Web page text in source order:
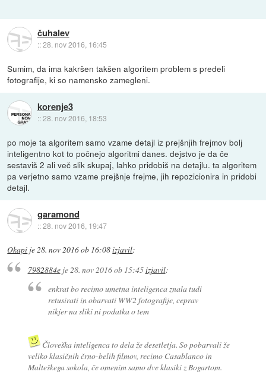
čuhalev
::28. nov 2016, 16:45
Sumim, da ima kakršen takšen algoritem problem s predeli
fotografije, ki so namensko zamegleni.
korenje3
::28. nov 2016, 18:53
po moje ta algoritem samo vzame detajl iz prejšnjih frejmov bolj
inteligentno kot to počnejo algoritmi danes. dejstvo je da če
sestaviš 2 ali več slik skupaj, lahko pridobiš na detajlu. ta algoritem
pa verjetno samo vzame prejšnje frejme, jih repozicionira in pridobi
detajl.
garamond
::28. nov 2016, 19:47
Okapi je28. nov 2016 ob 16:08izjavil:
7982884eje 28. nov 2016 ob 15:45izjavil:
enkrat bo recimo umetna inteligenca znala tudi
retusirati in obarvati WW2 fotografije, ceprav
nikjer na sliki ni podatka o tem
Človeška inteligenca to dela že desetletja. So pobarvali že
veliko klasičnih črno-belih filmov, recimo Casablanco in
Malteškega sokola, če omenim samo dve klasiki z Bogartom.